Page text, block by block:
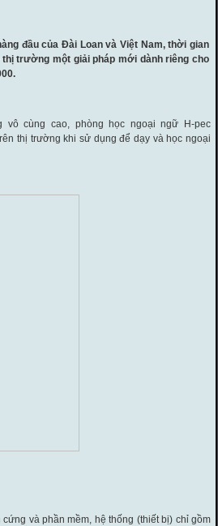
đầu của Đài Loan và Việt Nam, thời gian
trường một giải pháp mới dành riêng cho
cùng cao, phòng học ngoại ngữ H-pec
thị trường khi sử dụng để dạy và học ngoại
và phần mềm, hệ thống (thiết bị) chỉ gồm